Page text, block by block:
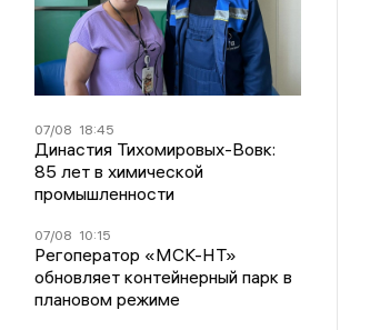
07/08 18:45
Династия Тихомировых-Вовк:
85 лет в химической
промышленности
07/08 10:15
Регоператор «МСК-НТ»
обновляет контейнерный парк в
плановом режиме